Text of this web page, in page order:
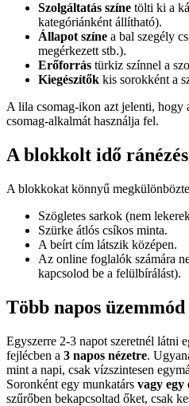
Szolgáltatás színe tölti ki a
kategóriánként állítható).
Állapot színe a bal szegély
megérkezett stb.).
Erőforrás türkiz színnel a
Kiegészítők kis sorokként a
A lila csomag-ikon azt jelenti, hogy
csomag-alkalmát használja fel.
A blokkolt idő
A blokkokat könnyű
Szögletes sarkok (nem
Szürke átlós csíkos minta.
A beírt cím látszik középen.
Az online foglalók számára
kapcsolod be a felülbírálást).
Több napos üzemmód
Egyszerre 2-3 napot szeretnél látni
fejlécben a 3 napos nézetre.
mint a napi, csak vízszintesen
Soronként egy munkatárs vagy egy
szűrőben bekapcsoltad őket, csak